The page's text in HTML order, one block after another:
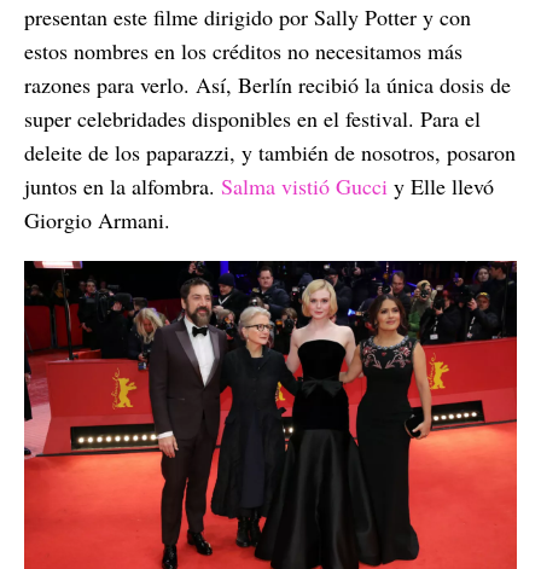
presentan este filme dirigido por Sally Potter y con
estos nombres en los créditos no necesitamos más
razones para verlo. Así, Berlín recibió la única dosis de
super celebridades disponibles en el festival. Para el
deleite de los paparazzi, y también de nosotros, posaron
juntos en la alfombra. Salma vistió Gucci y Elle llevó
Giorgio Armani.